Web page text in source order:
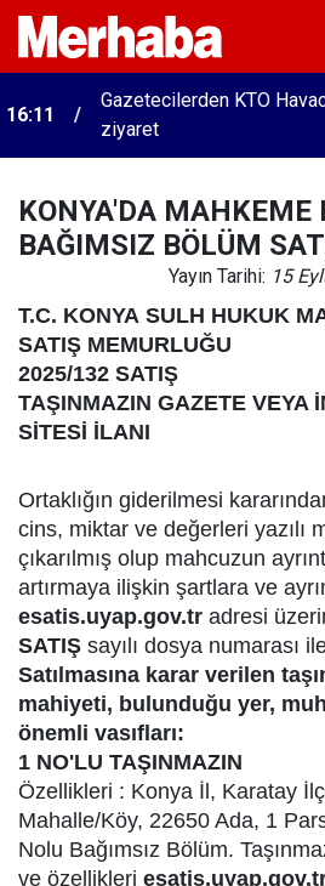
16:11
Gazetecilerden KTO
ziyaret
KONYA'DA MAHKEME
BAĞIMSIZ BÖLÜM
Yayın Tarihi: 15
T.C. KONYA SULH HUKUK
SATIŞ MEMURLUĞU
2025/132 SATIŞ
TAŞINMAZIN GAZETE VEYA
SİTESİ İLANI
Ortaklığın giderilmesi
cins, miktar ve değerleri yazılı
çıkarılmış olup mahcuzun
artırmaya ilişkin şartlara ve
esatis.uyap.gov.tr adresi
SATIŞ sayılı dosya numarası
Satılmasına karar verilen
mahiyeti, bulunduğu yer,
önemli vasıfları:
1 NO'LU TAŞINMAZIN
Özellikleri : Konya İl, Karatay
Mahalle/Köy, 22650 Ada, 1
Nolu Bağımsız Bölüm.
ve özellikleri